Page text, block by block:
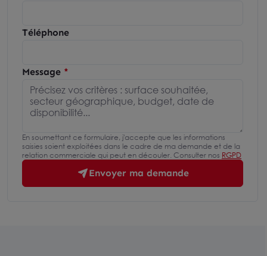
Téléphone
Message
En soumettant ce formulaire, j'accepte que les informations
saisies soient exploitées dans le cadre de ma demande et de la
relation commerciale qui peut en découler. Consulter nos RGPD
Envoyer ma demande